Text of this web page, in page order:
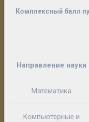
Комплексный балл
Направление науки
Математика
Компьютерные и